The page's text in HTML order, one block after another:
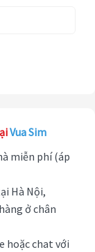
Vua Sim
miễn phí (áp
Hà Nội,
ở chân
hoặc chat với